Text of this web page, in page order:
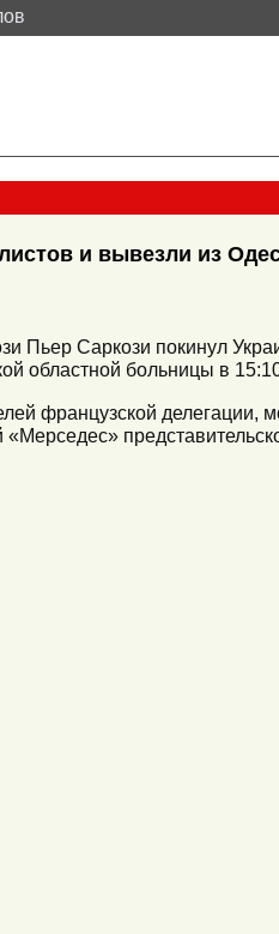
и вывезли из
Пьер Саркози покинул
областной больницы в
французской делегации,